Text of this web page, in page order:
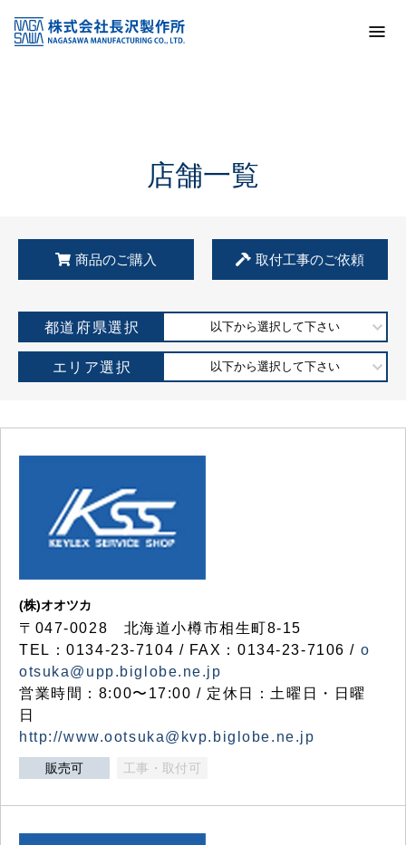
KSS加盟店・取扱店情報
店舗一覧
店舗一覧
商品のご購入 取付工事のご依頼
都道府県選択 以下から選択して下さい
エリア選択 以下から選択して下さい
(株)オオツカ
〒047-0028 北海道小樽市相生町8-15
TEL：0134-23-7104 / FAX：0134-23-7106 / o
otsuka@upp.biglobe.ne.jp
営業時間：8:00〜17:00 / 定休日：土曜日・日曜
日
http://www.ootsuka@kvp.biglobe.ne.jp
販売可 工事・取付可